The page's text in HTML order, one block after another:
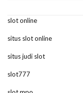
slot online
situs slot online
situs judi slot
slot777